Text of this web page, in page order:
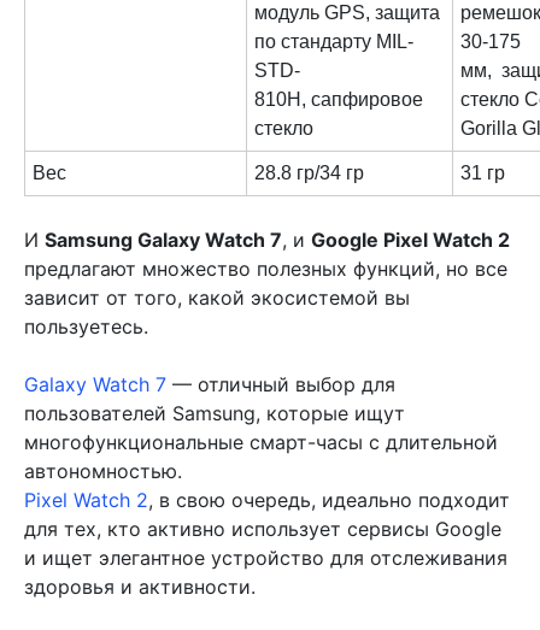
модуль GPS, защита
по стандарту MIL-
STD-
810Н, сапфировое
стекло
30-175
мм,
стекло
Gorilla
Вес 28.8 гр/34 гр 31 гр
И Samsung Galaxy Watch 7, и Google Pixel Watch 2
предлагают множество полезных функций, но все
зависит от того, какой экосистемой вы
пользуетесь.
Galaxy Watch 7 — отличный выбор для
пользователей Samsung, которые ищут
многофункциональные смарт-часы с длительной
автономностью.
Pixel Watch 2, в свою очередь, идеально подходит
для тех, кто активно использует сервисы Google
и ищет элегантное устройство для отслеживания
здоровья и активности.